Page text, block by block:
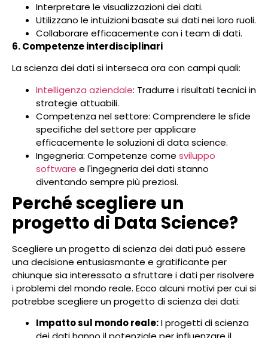
Interpretare le visualizzazioni dei dati.
Utilizzano le intuizioni basate sui dati nei loro ruoli.
Collaborare efficacemente con i team di dati.
6. Competenze interdisciplinari
La scienza dei dati si interseca ora con campi quali:
Intelligenza aziendale: Tradurre i risultati tecnici in
strategie attuabili.
Competenza nel settore: Comprendere le sfide
specifiche del settore per applicare
efficacemente le soluzioni di data science.
Ingegneria: Competenze come sviluppo
software e l'ingegneria dei dati stanno
diventando sempre più preziosi.
Perché scegliere un
progetto di Data Science?
Scegliere un progetto di scienza dei dati può essere
una decisione entusiasmante e gratificante per
chiunque sia interessato a sfruttare i dati per risolvere
i problemi del mondo reale. Ecco alcuni motivi per cui si
potrebbe scegliere un progetto di scienza dei dati:
Impatto sul mondo reale:I progetti di scienza